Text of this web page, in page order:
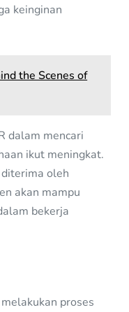
keinginan
the Scenes of
dalam mencari
ikut meningkat.
oleh
akan mampu
bekerja
proses